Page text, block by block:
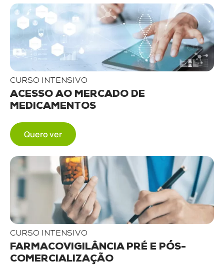
CURSO INTENSIVO
ACESSO AO MERCADO DE
MEDICAMENTOS
Quero ver
CURSO INTENSIVO
FARMACOVIGILÂNCIA PRÉ E PÓS-
COMERCIALIZAÇÃO